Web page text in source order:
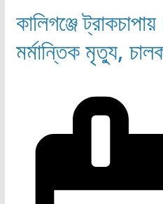
কালিগঞ্জে
মর্মান্তিক মৃত্যু,